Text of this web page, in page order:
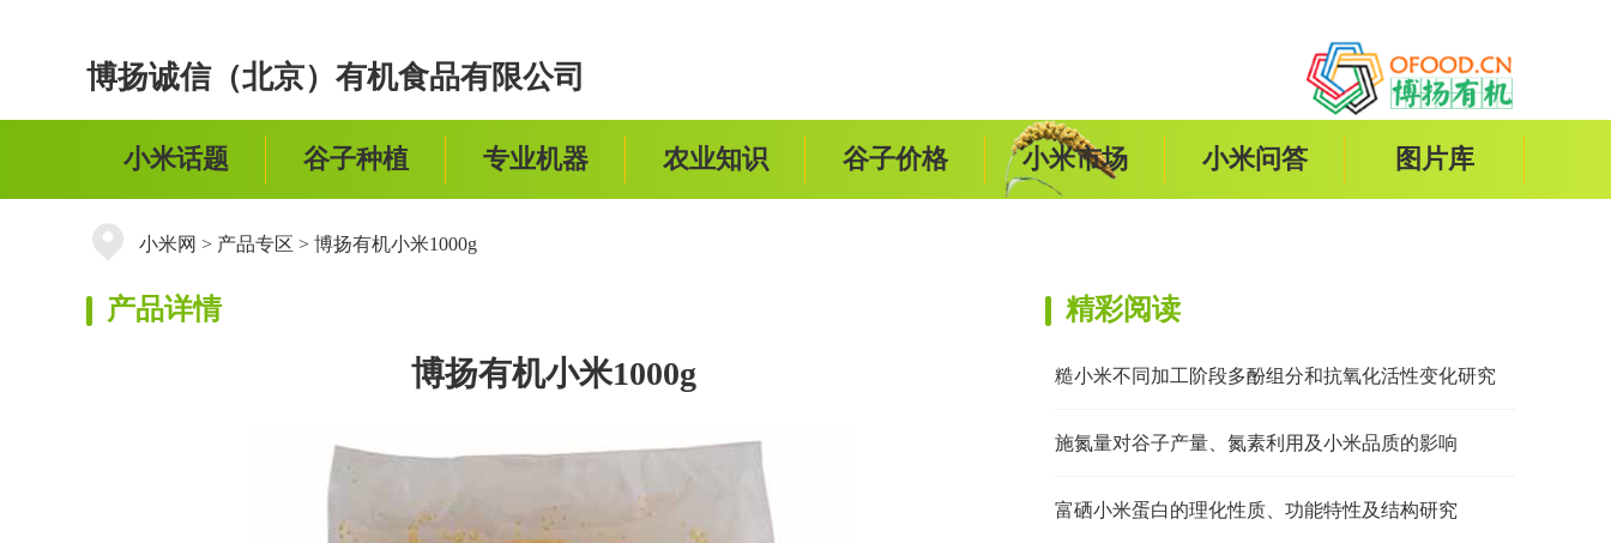
博扬诚信（北京）有机食品有限公司
小米话题 谷子种植 专业机器 农业知识 谷子价格 小米市场 小米问答 图片库
小米网 > 产品专区 > 博扬有机小米1000g
产品详情
博扬有机小米1000g
精彩阅读
糙小米不同加工阶段多酚组分和抗氧化活性变化研究
施氮量对谷子产量、氮素利用及小米品质的影响
富硒小米蛋白的理化性质、功能特性及结构研究